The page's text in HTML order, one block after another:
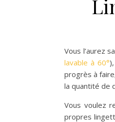
Vous l’aurez
lavable à 60°
progrès à
la quantité de
Vous voulez
propres